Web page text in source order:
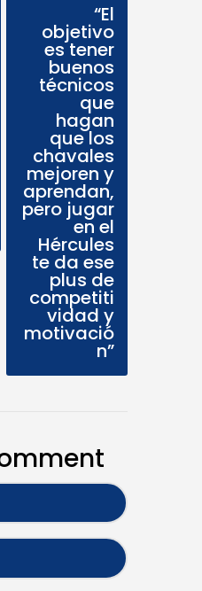
“El
objetivo
es tener
buenos
técnicos
que
hagan
que los
chavales
mejoren y
aprendan,
pero jugar
en el
Hércules
te da ese
plus de
competiti
vidad y
motivació
n”